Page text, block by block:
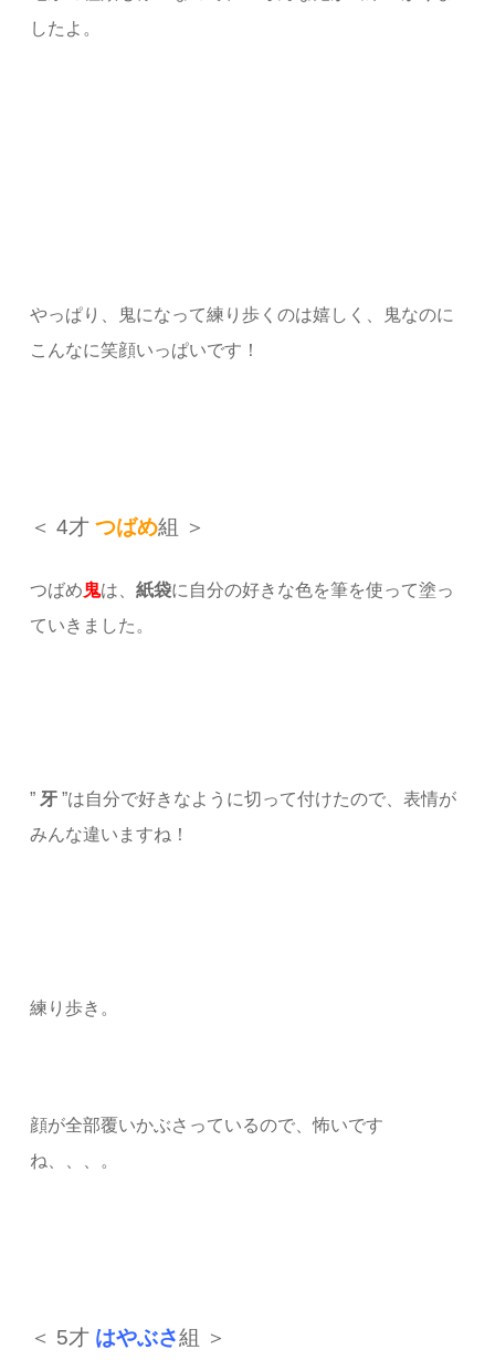
したよ。
やっぱり、鬼になって練り歩くのは嬉しく、鬼なのに
こんなに笑顔いっぱいです！
＜ 4才つばめ組 ＞
つばめ鬼は、紙袋に自分の好きな色を筆を使って塗っ
ていきました。
” 牙 ”は自分で好きなように切って付けたので、表情が
みんな違いますね！
練り歩き。
顔が全部覆いかぶさっているので、怖いです
ね、、、。
＜ 5才 はやぶさ組 ＞